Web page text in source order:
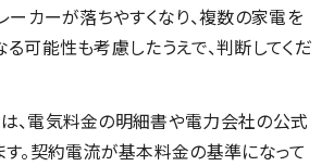
ーカーが落ちやすくなり、複数の家電を
可能性も考慮したうえで、判断してくだ
、電気料金の明細書や電力会社の公式
す。契約電流が基本料金の基準になって